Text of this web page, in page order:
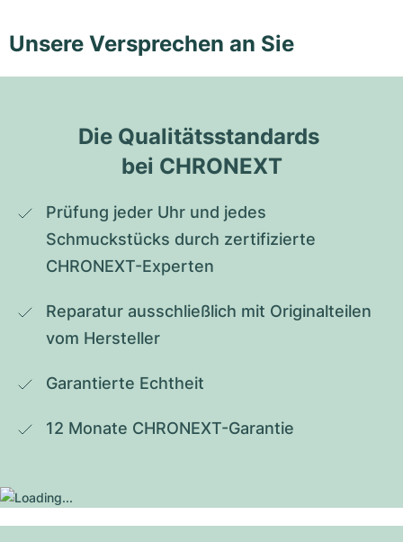
Unsere Versprechen an Sie
Die Qualitätsstandards
bei CHRONEXT
Prüfung jeder Uhr und jedes
Schmuckstücks durch zertifizierte
CHRONEXT-Experten
Reparatur ausschließlich mit Originalteilen
vom Hersteller
Garantierte Echtheit
12 Monate CHRONEXT-Garantie